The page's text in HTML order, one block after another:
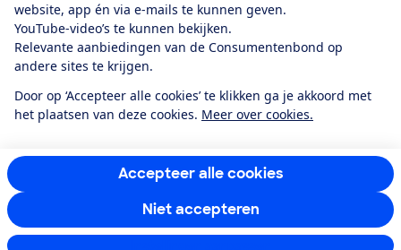
website, app én via e-mails te kunnen geven.
YouTube-video’s te kunnen bekijken.
Relevante aanbiedingen van de Consumentenbond op
andere sites te krijgen.
Door op ‘Accepteer alle cookies’ te klikken ga je akkoord met
het plaatsen van deze cookies. Meer over cookies.
Accepteer alle cookies
Niet accepteren
Algemene Voorwaarden
Privacyverklaring
Cookiebeleid
Privacyvoorkeuren
Toegankelijkheid
RSS-feed nieuws
FacebookTwitterInstagram
YoutubeLinkedIn
12.901consumentenbeoordelen de Consumentenbondmet gemiddeld